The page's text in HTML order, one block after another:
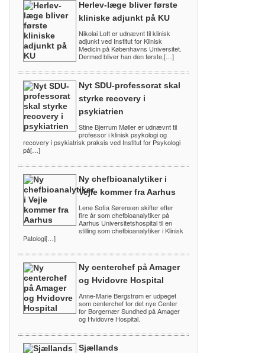
Herlev-læge bliver første
kliniske adjunkt på KU
Nikolai Loft er udnævnt til klinisk
adjunkt ved Institut for Klinisk
Medicin på Københavns Universitet.
Dermed bliver han den første,[…]
Nyt SDU-professorat skal
styrke recovery i
psykiatrien
Stine Bjerrum Møller er udnævnt til
professor i klinisk psykologi og
recovery i psykiatrisk praksis ved Institut for Psykologi
på[…]
Ny chefbioanalytiker i
Vejle kommer fra Aarhus
Lene Sofia Sørensen skifter efter
fire år som chefbioanalytiker på
Aarhus Universitetshospital til en
stilling som chefbioanalytiker i Klinisk
Patologi[…]
Ny centerchef på Amager
og Hvidovre Hospital
Anne-Marie Bergstrøm er udpeget
som centerchef for det nye Center
for Borgernær Sundhed på Amager
og Hvidovre Hospital.
Sjællands